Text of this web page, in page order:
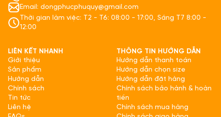
Email: dongphucphuquy@gmail.com
Thời gian làm việc: T2 - T6: 08:00 - 17:00, Sáng T7 8:00 -
12:00
LIÊN KẾT NHANH
Giới thiệu
Sản phẩm
Hướng dẫn
Chính sách
Tin tức
Liên hệ
THÔNG TIN HƯỚNG DẪN
Hướng dẫn thanh toán
Hướng dẫn chọn size
Hướng dẫn đặt hàng
Chính sách bảo hành & hoàn
tiền
Chính sách mua hàng